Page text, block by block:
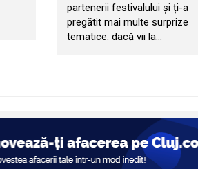
partenerii festivalului și ți-a
pregătit mai multe surprize
tematice: dacă vii la…